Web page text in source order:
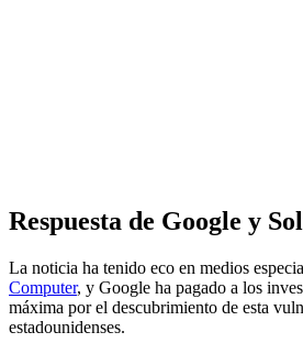
Respuesta de Google y
La noticia ha tenido eco en medios
Computer, y Google ha pagado a los
máxima por el descubrimiento de esta
estadounidenses.